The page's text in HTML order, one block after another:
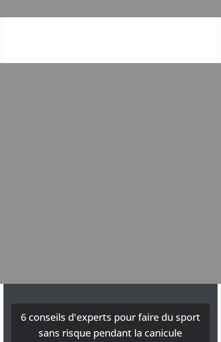
6 conseils d'experts pour faire du sport
sans risque pendant la canicule